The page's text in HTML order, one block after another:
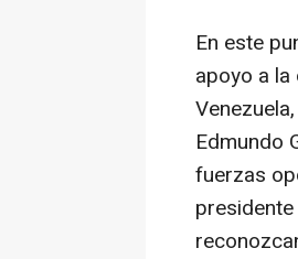
En este
apoyo a
Edmundo
fuerzas